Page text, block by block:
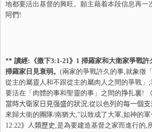
地都要活出基督的興旺。願主藉着本段信息再一
阿們 !
** 讀經:《撒下3:1-21》 1 掃羅家和大衛家爭戰
掃羅家日見衰弱。 (兩家的爭戰許久的事,就象徵
從主的屬靈人和不跟從主的屬肉人之間的爭戰」
要活在「肉體的事和聖靈的事」之間的挣扎裏!
當時大衛家日見强盛的狀況;從以色列 的每一個支
來歸大衛的團隊/南猶大,"以致成了大軍,如神的
12:22》人類歷史,是為要建造基督之家而進行的,